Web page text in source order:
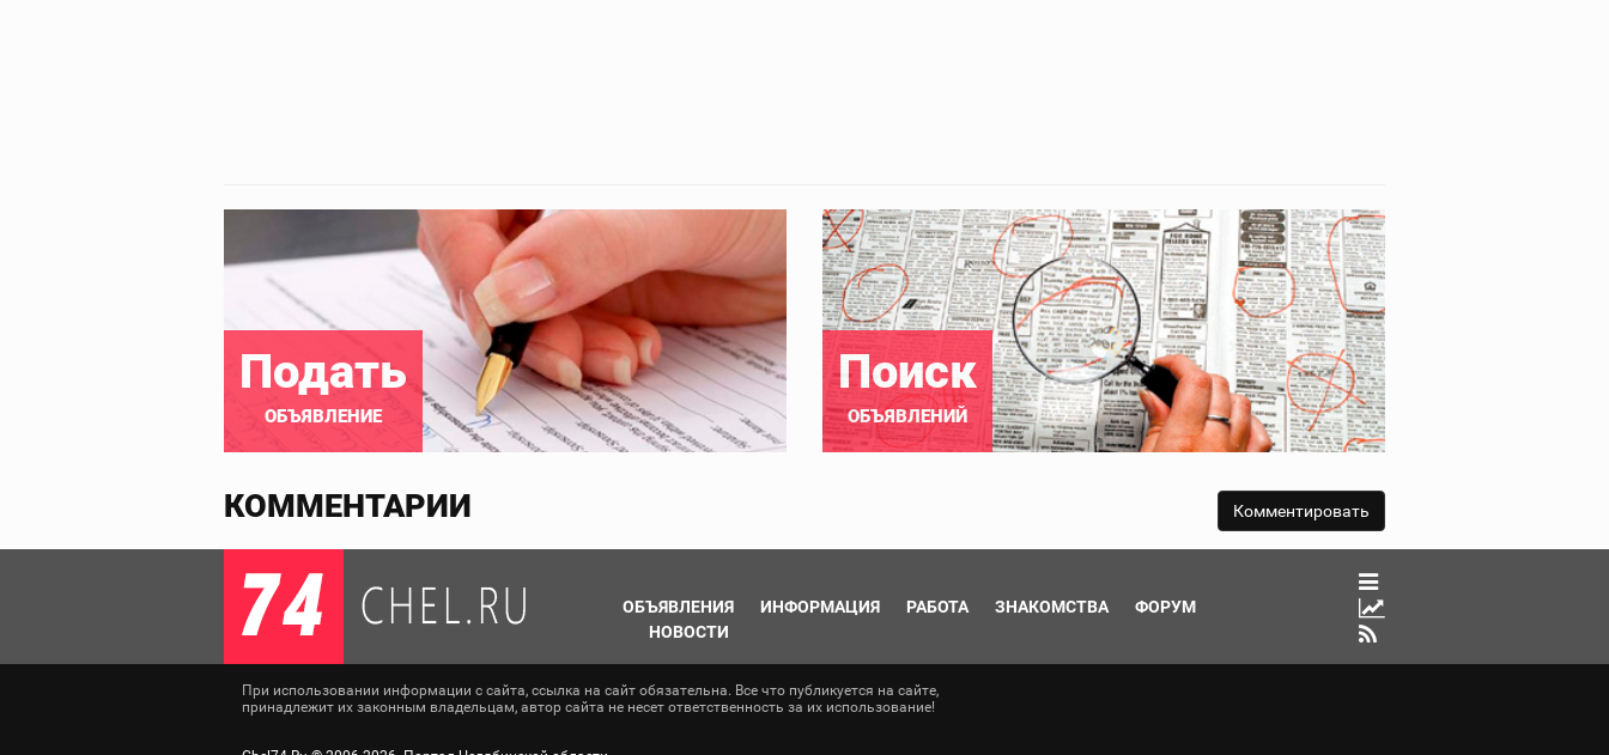
Подать
ОБЪЯВЛЕНИЕ
Поиск
ОБЪЯВЛЕНИЙ
КОММЕНТАРИИ
ОБЪЯВЛЕНИЯ ИНФОРМАЦИЯ РАБОТА ЗНАКОМСТВА
ФОРУМ
НОВОСТИ
При использовании информации с сайта, ссылка на сайт обязательна. Все что публикуется на сайте,
принадлежит их законным владельцам, автор сайта не несет ответственность за их использование!